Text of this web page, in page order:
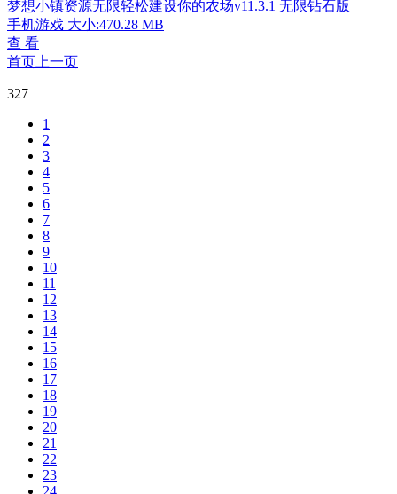
梦想小镇资源无限轻松建设你的农场v11.3.1 无限钻石版
手机游戏 大小:470.28 MB
查 看
首页 上一页
327
1
2
3
4
5
6
7
8
9
10
11
12
13
14
15
16
17
18
19
20
21
22
23
24